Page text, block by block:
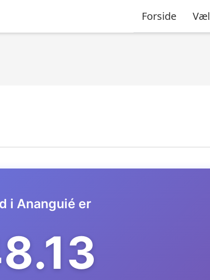
Forside
i Ananguié er